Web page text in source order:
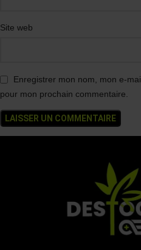
Site web
Enregistrer mon nom, mon e-
pour mon prochain commentaire.